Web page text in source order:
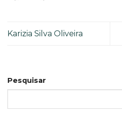
Karizia Silva Oliveira
Pesquisar